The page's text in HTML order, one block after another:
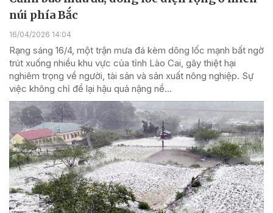
núi phía Bắc
16/04/2026 14:04
Rạng sáng 16/4, một trận mưa đá kèm dông lốc mạnh bất ngờ
trút xuống nhiều khu vực của tỉnh Lào Cai, gây thiệt hại
nghiêm trọng về người, tài sản và sản xuất nông nghiệp. Sự
việc không chỉ để lại hậu quả nặng nề...